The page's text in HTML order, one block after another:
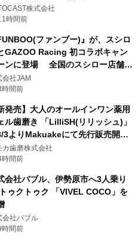
株式会社
時間前
ファンブー)』が、スシロ
GAZOO Racing 初コラボキャン
ンに登場 全国のスシロー店舗で
4車種の FUNBOO(ミニカー)付き
ューが展開されます
会社JAM
時間前
発売】大人のオールインワン薬用
ル歯磨き 「LilliSH(リリッシュ)」
3よりMakuakeにて先行販売開
カ歯磨株式会社
時間前
会社バブル、伊勢原市へ3人乗り
ゥクトゥク 「VIVEL COCO」を
会社バブル
時間前